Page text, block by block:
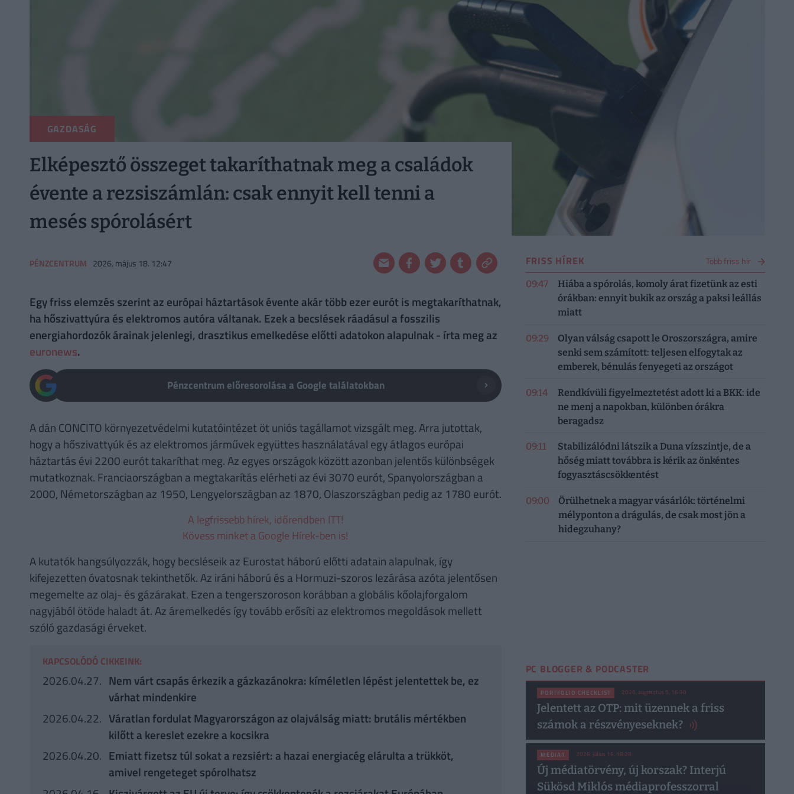
GAZDASÁG
Elképesztő összeget takaríthatnak meg a családok
évente a rezsiszámlán: csak ennyit kell tenni a
mesés spórolásért
PÉNZCENTRUM 2026. május 18. 12:47
Egy friss elemzés szerint az európai háztartások évente akár több ezer eurót is megtakaríthatnak,
ha hőszivattyúra és elektromos autóra váltanak. Ezek a becslések ráadásul a fosszilis
energiahordozók árainak jelenlegi, drasztikus emelkedése előtti adatokon alapulnak - írta meg az
euronews.
Pénzcentrum előresorolása a Google találatokban
A dán CONCITO környezetvédelmi kutatóintézet öt uniós tagállamot vizsgált meg. Arra jutottak,
hogy a hőszivattyúk és az elektromos járművek együttes használatával egy átlagos európai
háztartás évi 2200 eurót takaríthat meg. Az egyes országok között azonban jelentős különbségek
mutatkoznak. Franciaországban a megtakarítás elérheti az évi 3070 eurót, Spanyolországban a
2000, Németországban az 1950, Lengyelországban az 1870, Olaszországban pedig az 1780 eurót.
A legfrissebb hírek, időrendben ITT!
Kövess minket a Google Hírek-ben is!
A kutatók hangsúlyozzák, hogy becsléseik az Eurostat háború előtti adatain alapulnak, így
kifejezetten óvatosnak tekinthetők. Az iráni háború és a Hormuzi-szoros lezárása azóta jelentősen
megemelte az olaj- és gázárakat. Ezen a tengerszoroson korábban a globális kőolajforgalom
nagyjából ötöde haladt át. Az áremelkedés így tovább erősíti az elektromos megoldások mellett
szóló gazdasági érveket.
KAPCSOLÓDÓ CIKKEINK:
2026.04.27. Nem várt csapás érkezik a gázkazánokra: kíméletlen lépést jelentettek be, ez
várhat mindenkire
2026.04.22. Váratlan fordulat Magyarországon az olajválság miatt: brutális mértékben
kilőtt a kereslet ezekre a kocsikra
2026.04.20. Emiatt fizetsz túl sokat a rezsiért: a hazai energiacég elárulta a trükköt,
amivel rengeteget spórolhatsz
FRISS HÍREK Több friss hír
09:47
Hiába a spórolás, komoly árat fizetünk az esti
órákban: ennyit bukik az ország a paksi leállás
miatt
09:29
Olyan válság csapott le Oroszországra, amire
senki sem számított: teljesen elfogytak az
emberek, bénulás fenyegeti az országot
09:14
Rendkívüli figyelmeztetést adott ki a BKK: ide
ne menj a napokban, különben órákra
beragadsz
09:11
Stabilizálódni látszik a Duna vízszintje, de a
hőség miatt továbbra is kérik az önkéntes
fogyasztáscsökkentést
09:00
Örülhetnek a magyar vásárlók: történelmi
mélyponton a drágulás, de csak most jön a
hidegzuhany?
PC BLOGGER & PODCASTER
PORTFOLIO CHECKLIST 2026. augusztus 5. 16:30
Jelentett az OTP: mit üzennek a friss
számok a részvényeseknek?
MEDIA1 2026. július 16. 18:28
Új médiatörvény, új korszak? Interjú
Sükösd Miklós médiaprofesszorral